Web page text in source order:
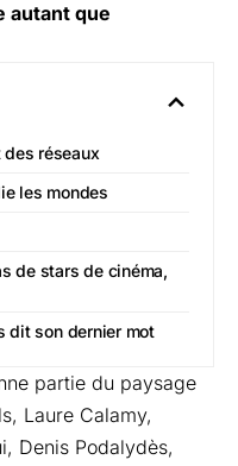
autant que
réseaux
les mondes
de stars de cinéma,
dit son dernier mot
partie du paysage
Laure Calamy,
Denis Podalydès,